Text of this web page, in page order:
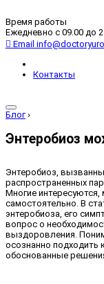
Время работы
Ежедневно с 09.00 до
Email
Контакты
Блог ›
Энтеробиоз
Энтеробиоз,
распространенных
Многие
самостоятельно. В
энтеробиоза, его
вопрос о
выздоровления.
осознанно подходить
обоснованные